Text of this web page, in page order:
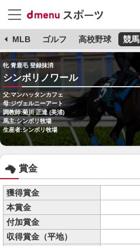
MLB ゴルフ 高校野球 競馬
牝 青鹿毛 登録抹消
シンボリノワール
父:マンハッタンカフェ
母:ジヴェルニーアート
調教師:菊川 正達 (美浦)
馬主:シンボリ牧場
生産者:シンボリ牧場
賞金
獲得賞金
本賞金
付加賞金
収得賞金（平地）